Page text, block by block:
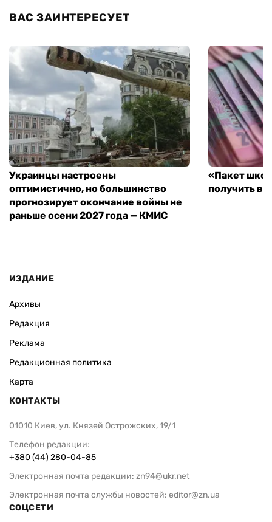
ВАС ЗАИНТЕРЕСУЕТ
Украинцы настроены
оптимистично, но большинство
прогнозирует окончание войны не
раньше осени 2027 года — КМИС
«Пакет
получить
ИЗДАНИЕ
Архивы
Редакция
Реклама
Редакционная политика
Карта
КОНТАКТЫ
01010 Киев, ул. Князей Острожских, 19/1
Телефон редакции:
+380 (44) 280-04-85
Электронная почта редакции: zn94@ukr.net
Электронная почта службы новостей: editor@zn.ua
СОЦСЕТИ